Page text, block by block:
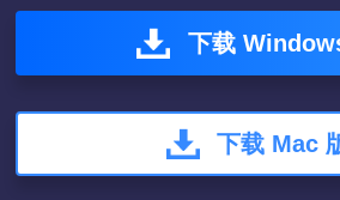
下载
下载 Mac